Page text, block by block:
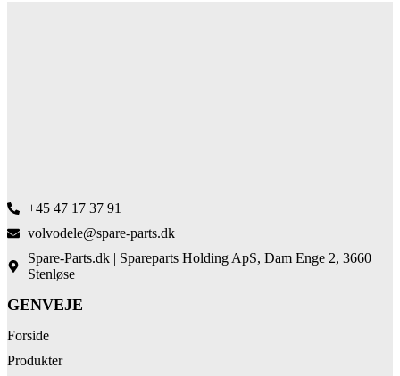
+45 47 17 37 91
volvodele@spare-parts.dk
Spare-Parts.dk | Spareparts Holding ApS, Dam Enge 2, 3660
Stenløse
GENVEJE
Forside
Produkter